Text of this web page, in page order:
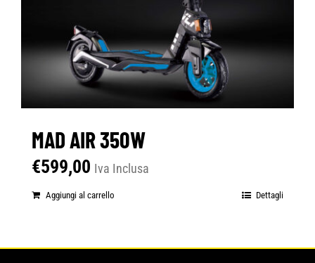
MAD AIR 350W
€599,00 Iva Inclusa
Aggiungi al carrello Dettagli